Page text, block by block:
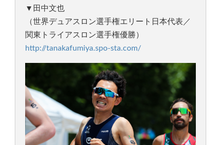
▼田中文也
（世界デュアスロン選手権エリート日本代表／
関東トライアスロン選手権優勝）
http://tanakafumiya.spo-sta.com/